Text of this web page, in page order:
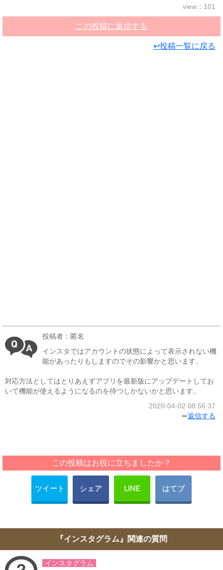
view：101
この投稿に返信する
↩投稿一覧に戻る
投稿者：匿名
インスタではアカウントの状態によって表示されない機
能があったりもしますのでその影響かと思います。
対応方法としてはとりあえずアプリを最新版にアップデートしてお
いて機能が使えるようになるのを待つしかないかと思います。
2020-04-02 08:56:37
➥返信する
この投稿はお役に立ちましたか？
ツイート シェア LINE はてブ
『インスタグラム』関連の質問
インスタグラム